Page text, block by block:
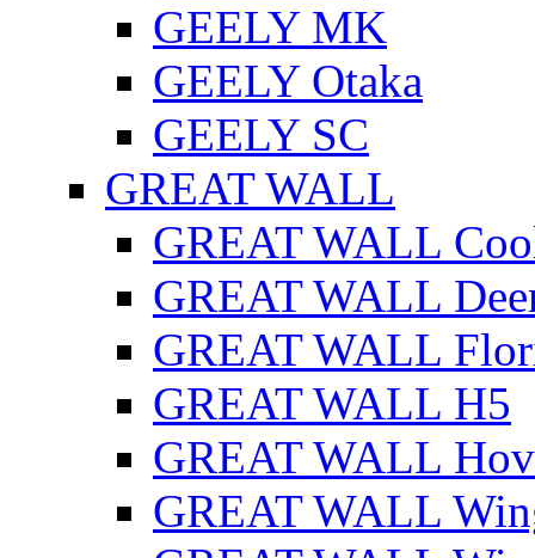
GEELY MK
GEELY Otaka
GEELY SC
GREAT WALL
GREAT WALL
GREAT WALL
GREAT WALL
GREAT WALL H5
GREAT WALL
GREAT WALL